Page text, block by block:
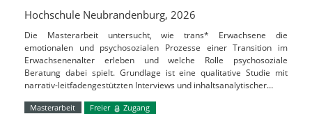
Hochschule Neubrandenburg, 2026
Die Masterarbeit untersucht, wie trans* Erwachsene die
emotionalen und psychosozialen Prozesse einer Transition im
Erwachsenenalter erleben und welche Rolle psychosoziale
Beratung dabei spielt. Grundlage ist eine qualitative Studie mit
narrativ-leitfadengestützten Interviews und inhaltsanalytischer…
Masterarbeit Freier Zugang